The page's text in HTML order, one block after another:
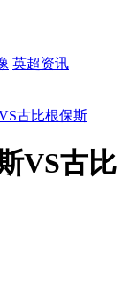
英超资讯
古比根保斯
VS古比